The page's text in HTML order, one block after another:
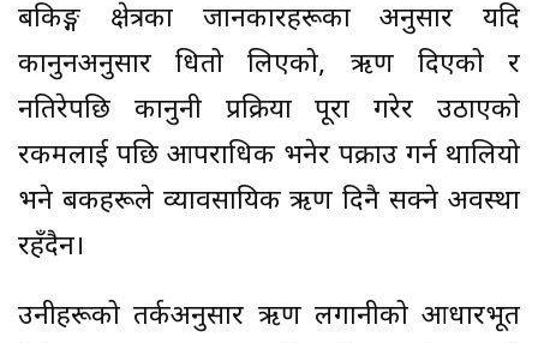
बैंकिङ्ग क्षेत्रका जानकारहरूका अनुसार यदि
कानुनअनुसार धितो लिएको, ऋण दिएको र
नतिरेपछि कानुनी प्रक्रिया पूरा गरेर उठाएको
रकमलाई पछि आपराधिक भनेर पक्राउ गर्न थालियो
भने बैंकहरूले व्यावसायिक ऋण दिनै सक्ने अवस्था
रहँदैन।
उनीहरूको तर्कअनुसार ऋण लगानीको आधारभूत